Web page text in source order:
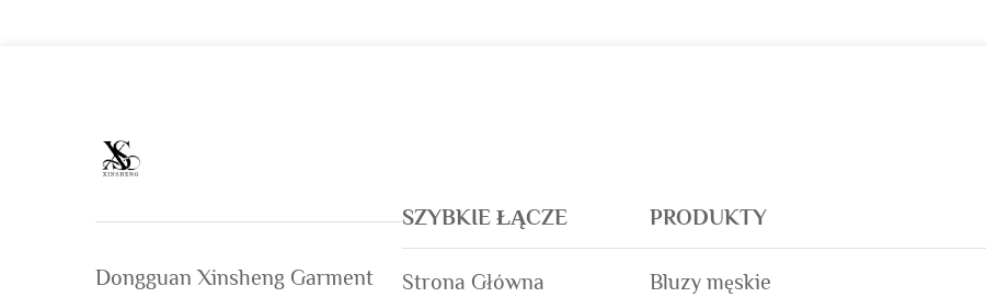
Dongguan Xinsheng Garment
SZYBKIE ŁĄCZE
Strona Główna
PRODUKTY
Bluzy męskie